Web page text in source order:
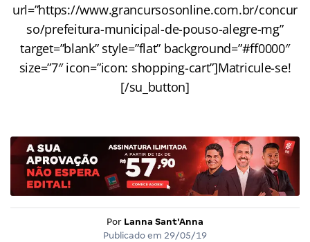
url=”https://www.grancursosonline.com.br/concur
so/prefeitura-municipal-de-pouso-alegre-mg”
target=”blank” style=”flat” background=”#ff0000″
size=”7″ icon=”icon: shopping-cart”]Matricule-se!
[/su_button]
Por Lanna Sant'Anna
Publicado em 29/05/19